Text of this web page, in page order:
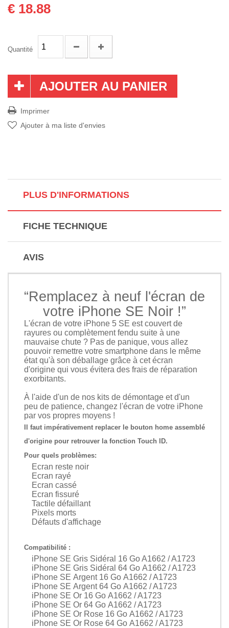
€ 18.88
Quantité
AJOUTER AU PANIER
Imprimer
Ajouter à ma liste d'envies
PLUS D'INFORMATIONS
FICHE TECHNIQUE
AVIS
“Remplacez à neuf l'écran de
votre iPhone SE Noir !”
L'écran de votre iPhone 5 SE est couvert de
rayures ou complètement fendu suite à une
mauvaise chute ? Pas de panique, vous allez
pouvoir remettre votre smartphone dans le même
état qu'à son déballage grâce à cet écran
d'origine qui vous évitera des frais de réparation
exorbitants.
À l'aide d'un de nos kits de démontage et d'un
peu de patience, changez l'écran de votre iPhone
par vos propres moyens !
Il faut impérativement replacer le bouton home assemblé
d'origine pour retrouver la fonction Touch ID.
Pour quels problèmes:
Ecran reste noir
Ecran rayé
Ecran cassé
Ecran fissuré
Tactile défaillant
Pixels morts
Défauts d'affichage
Compatibilité :
iPhone SE Gris Sidéral 16 Go A1662 / A1723
iPhone SE Gris Sidéral 64 Go A1662 / A1723
iPhone SE Argent 16 Go A1662 / A1723
iPhone SE Argent 64 Go A1662 / A1723
iPhone SE Or 16 Go A1662 / A1723
iPhone SE Or 64 Go A1662 / A1723
iPhone SE Or Rose 16 Go A1662 / A1723
iPhone SE Or Rose 64 Go A1662 / A1723